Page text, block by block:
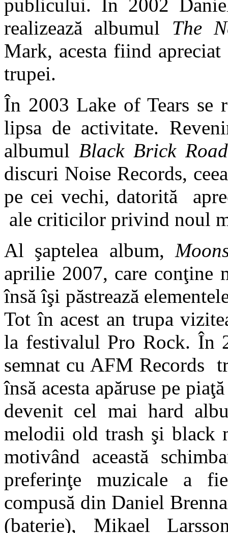
publicului. În 2002
realizează albumul The
Mark, acesta fiind
trupei.
În 2003 Lake of Tears se
lipsa de activitate.
albumul Black Brick Road
discuri Noise Records,
pe cei vechi, datorită
ale criticilor privind noul
Al şaptelea album,
aprilie 2007, care conţine
însă îşi păstrează
Tot în acest an trupa
la festivalul Pro Rock. În
semnat cu AFM Records
însă acesta apăruse pe
devenit cel mai hard
melodii old trash şi black
motivând această
preferinţe muzicale a
compusă din Daniel
(baterie), Mikael